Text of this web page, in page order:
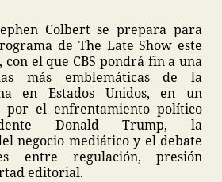
Colbert se prepara para
de The Late Show este
con el que CBS pondrá fin a una
más emblemáticas de la
en Estados Unidos, en un
por el enfrentamiento político
Donald Trump, la
negocio mediático y el debate
entre regulación, presión
editorial.